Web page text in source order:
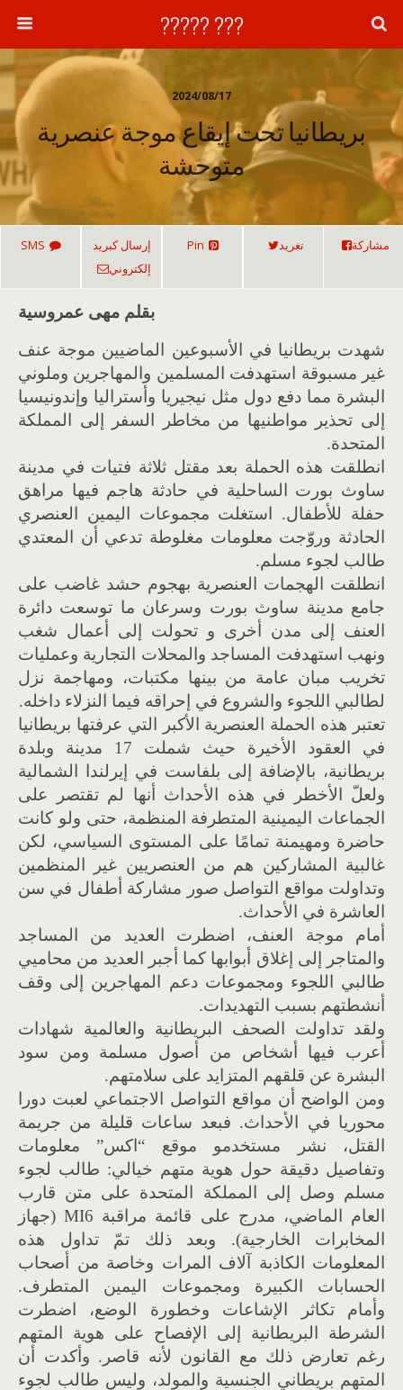
??? ?????
2024/08/17
بريطانيا تحت إيقاع موجة عنصرية
متوحشة
مشاركة تغريد Pin
إرسال كبريد
إلكتروني
SMS
بقلم مهى عمروسية
شهدت بريطانيا في الأسبوعين الماضيين موجة عنف
غير مسبوقة استهدفت المسلمين والمهاجرين وملوني
البشرة مما دفع دول مثل نيجيريا وأستراليا وإندونيسيا
إلى تحذير مواطنيها من مخاطر السفر إلى المملكة
المتحدة.
انطلقت هذه الحملة بعد مقتل ثلاثة فتيات في مدينة
ساوث بورت الساحلية في حادثة هاجم فيها مراهق
حفلة للأطفال. استغلت مجموعات اليمين العنصري
الحادثة وروّجت معلومات مغلوطة تدعي أن المعتدي
طالب لجوء مسلم.
انطلقت الهجمات العنصرية بهجوم حشد غاضب على
جامع مدينة ساوث بورت وسرعان ما توسعت دائرة
العنف إلى مدن أخرى و تحولت إلى أعمال شغب
ونهب استهدفت المساجد والمحلات التجارية وعمليات
تخريب مبان عامة من بينها مكتبات، ومهاجمة نزل
لطالبي اللجوء والشروع في إحراقه فيما النزلاء داخله.
تعتبر هذه الحملة العنصرية الأكبر التي عرفتها بريطانيا
في العقود الأخيرة حيث شملت 17 مدينة وبلدة
بريطانية، بالإضافة إلى بلفاست في إيرلندا الشمالية
ولعلّ الأخطر في هذه الأحداث أنها لم تقتصر على
الجماعات اليمينية المتطرفة المنظمة، حتى ولو كانت
حاضرة ومهيمنة تمامًا على المستوى السياسي، لكن
غالبية المشاركين هم من العنصريين غير المنظمين
وتداولت مواقع التواصل صور مشاركة أطفال في سن
العاشرة في الأحداث.
أمام موجة العنف، اضطرت العديد من المساجد
والمتاجر إلى إغلاق أبوابها كما أجبر العديد من محاميي
طالبي اللجوء ومجموعات دعم المهاجرين إلى وقف
أنشطتهم بسبب التهديدات.
ولقد تداولت الصحف البريطانية والعالمية شهادات
أعرب فيها أشخاص من أصول مسلمة ومن سود
البشرة عن قلقهم المتزايد على سلامتهم.
ومن الواضح أن مواقع التواصل الاجتماعي لعبت دورا
محوريا في الأحداث. فبعد ساعات قليلة من جريمة
القتل، نشر مستخدمو موقع “اكس” معلومات
وتفاصيل دقيقة حول هوية متهم خيالي: طالب لجوء
مسلم وصل إلى المملكة المتحدة على متن قارب
العام الماضي، مدرج على قائمة مراقبة MI6 (جهاز
المخابرات الخارجية). وبعد ذلك تمّ تداول هذه
المعلومات الكاذبة آلاف المرات وخاصة من أصحاب
الحسابات الكبيرة ومجموعات اليمين المتطرف.
وأمام تكاثر الإشاعات وخطورة الوضع، اضطرت
الشرطة البريطانية إلى الإفصاح على هوية المتهم
رغم تعارض ذلك مع القانون لأنه قاصر. وأكدت أن
المتهم بريطاني الجنسية والمولد، وليس طالب لجوء